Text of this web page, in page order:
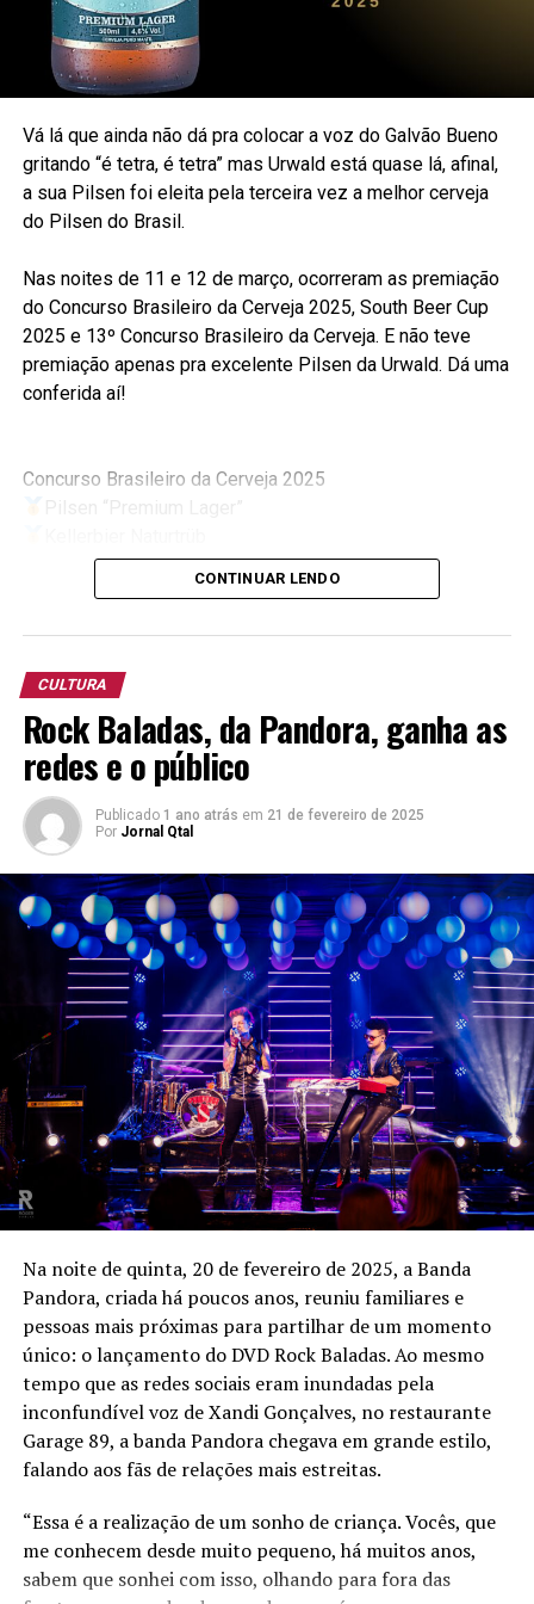
Vá lá que ainda não dá pra colocar a voz do Galvão Bueno
gritando “é tetra, é tetra” mas Urwald está quase lá, afinal,
a sua Pilsen foi eleita pela terceira vez a melhor cerveja
do Pilsen do Brasil.
Nas noites de 11 e 12 de março, ocorreram as premiação
do Concurso Brasileiro da Cerveja 2025, South Beer Cup
2025 e 13º Concurso Brasileiro da Cerveja. E não teve
premiação apenas pra excelente Pilsen da Urwald. Dá uma
conferida aí!
Concurso Brasileiro da Cerveja 2025
German Pilsner
(Copa Libertadores)
13º Concurso Brasileiro da Cerveja.
Porter
Oktoberfest
Kellerbier Naturtrüb
CONTINUAR LENDO
CULTURA
Rock Baladas, da Pandora, ganha as
redes e o público
Publicado 1 ano atrás em 21 de fevereiro de 2025
Por Jornal Qtal
Na noite de quinta, 20 de fevereiro de 2025, a Banda
Pandora, criada há poucos anos, reuniu familiares e
pessoas mais próximas para partilhar de um momento
único: o lançamento do DVD Rock Baladas. Ao mesmo
tempo que as redes sociais eram inundadas pela
inconfundível voz de Xandi Gonçalves, no restaurante
Garage 89, a banda Pandora chegava em grande estilo,
falando aos fãs de relações mais estreitas.
“Essa é a realização de um sonho de criança. Vocês, que
me conhecem desde muito pequeno, há muitos anos,
sabem que sonhei com isso, olhando para fora das